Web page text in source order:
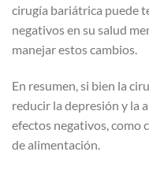
cirugía bariátrica puede
negativos en su salud
manejar estos cambios.
En resumen, si bien la
reducir la depresión y la
efectos negativos, como
de alimentación.